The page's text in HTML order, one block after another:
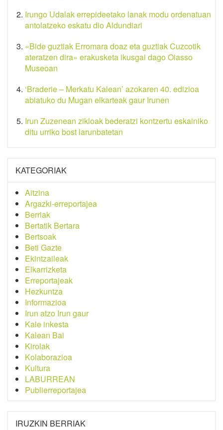
Irungo Udalak errepideetako lanak modu ordenatuan
antolatzeko eskatu dio Aldundiari
«Bide guztiak Erromara doaz eta guztiak Cuzcotik
ateratzen dira» erakusketa ikusgai dago Oiasso
Museoan
‘Braderie – Merkatu Kalean’ azokaren 40. edizioa
abiatuko du Mugan elkarteak gaur Irunen
Irun Zuzenean zikloak bederatzi kontzertu eskainiko
ditu urriko bost larunbatetan
KATEGORIAK
Aitzina
Argazki-erreportajea
Berriak
Bertatik Bertara
Bertsoak
Beti Gazte
Ekintzaileak
Elkarrizketa
Erreportajeak
Hezkuntza
Informazioa
Irun atzo Irun gaur
Kale inkesta
Kalean Bai
Kirolak
Kolaborazioa
Kultura
LABURREAN
Publierreportajea
IRUZKIN BERRIAK